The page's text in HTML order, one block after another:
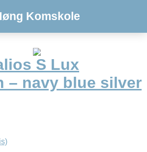
Komskole
S Lux
– navy blue silver